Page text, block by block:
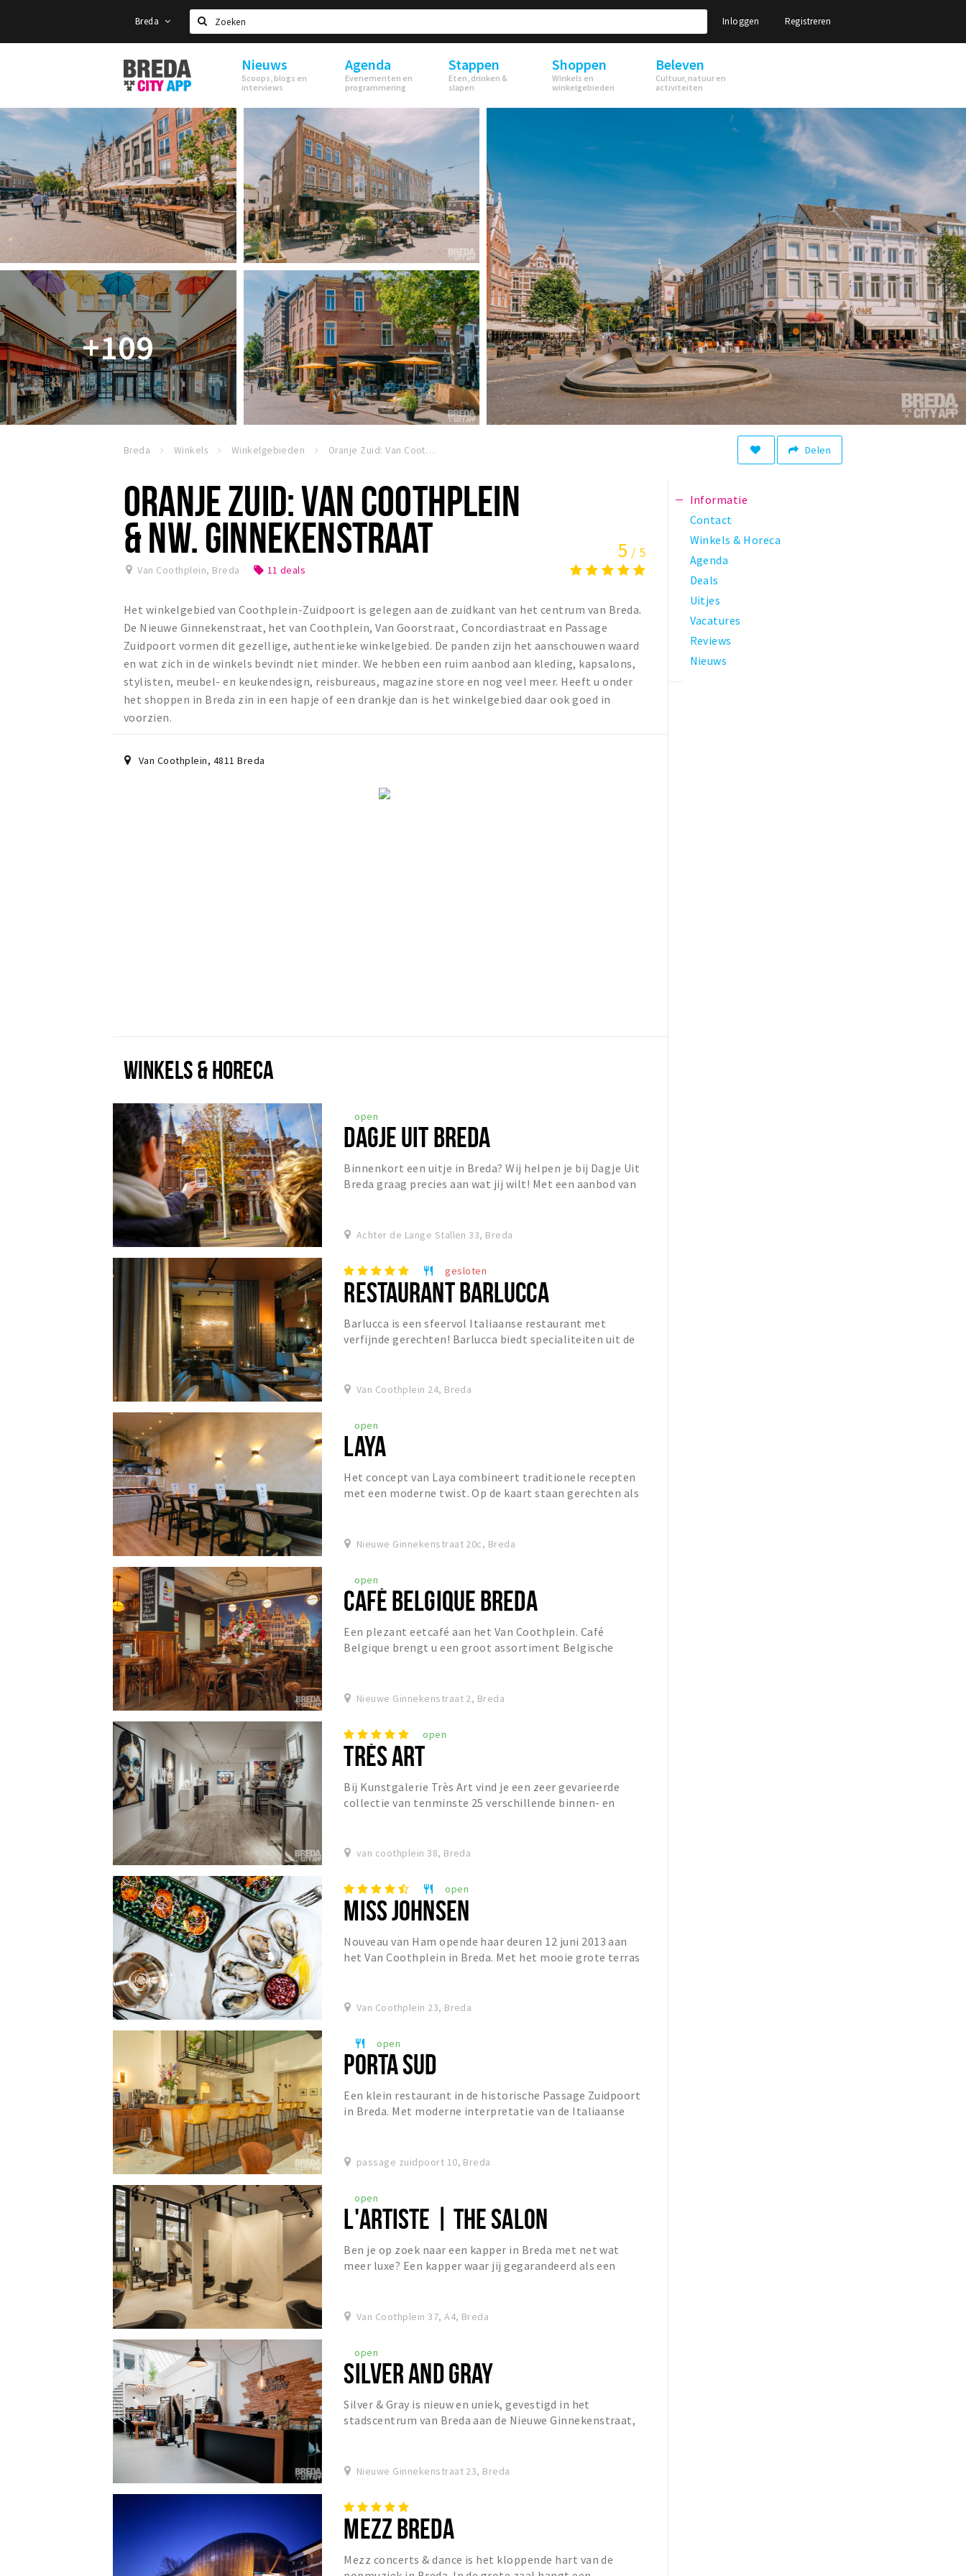
Breda
Zoeken
Inloggen Registreren
Stappen
&
Shoppen
Breda
Nieuws
Scoops, blogs en
interviews
Agenda
Evenementen en
programmering
Stappen
Eten, drinken &
slapen
Shoppen
Winkels en
winkelgebieden
Beleven
Cultuur, natuur en
activiteiten
+109
Breda Winkels Winkelgebieden Oranje Zuid: Van Coothplein & Nw. Ginnekenstraat Delen
ORANJE ZUID: VAN COOTHPLEIN
& NW. GINNEKENSTRAAT
Van Coothplein, Breda local_offer 11 deals
5 / 5
Het winkelgebied van Coothplein-Zuidpoort is gelegen aan de zuidkant van het centrum van Breda.
De Nieuwe Ginnekenstraat, het van Coothplein, Van Goorstraat, Concordiastraat en Passage
Zuidpoort vormen dit gezellige, authentieke winkelgebied. De panden zijn het aanschouwen waard
en wat zich in de winkels bevindt niet minder. We hebben een ruim aanbod aan kleding, kapsalons,
stylisten, meubel- en keukendesign, reisbureaus, magazine store en nog veel meer. Heeft u onder
het shoppen in Breda zin in een hapje of een drankje dan is het winkelgebied daar ook goed in
voorzien.
Van Coothplein, 4811 Breda
WINKELS & HORECA
open
DAGJE UIT BREDA
Binnenkort een uitje in Breda? Wij helpen je bij Dagje Uit
Breda graag precies aan wat jij wilt! Met een aanbod van
Achter de Lange Stallen 33, Breda
restaurant gesloten
RESTAURANT BARLUCCA
Barlucca is een sfeervol Italiaanse restaurant met
verfijnde gerechten! Barlucca biedt specialiteiten uit de
Van Coothplein 24, Breda
open
LAYA
Het concept van Laya combineert traditionele recepten
met een moderne twist. Op de kaart staan gerechten als
Nieuwe Ginnekenstraat 20c, Breda
open
CAFÉ BELGIQUE BREDA
Een plezant eetcafé aan het Van Coothplein. Café
Belgique brengt u een groot assortiment Belgische
Nieuwe Ginnekenstraat 2, Breda
open
TRÈS ART
Bij Kunstgalerie Très Art vind je een zeer gevarieerde
collectie van tenminste 25 verschillende binnen- en
van coothplein 38, Breda
restaurant open
MISS JOHNSEN
Nouveau van Ham opende haar deuren 12 juni 2013 aan
het Van Coothplein in Breda. Met het mooie grote terras
Van Coothplein 23, Breda
restaurant open
PORTA SUD
Een klein restaurant in de historische Passage Zuidpoort
in Breda. Met moderne interpretatie van de Italiaanse
passage zuidpoort 10, Breda
open
L'ARTISTE | THE SALON
Ben je op zoek naar een kapper in Breda met net wat
meer luxe? Een kapper waar jij gegarandeerd als een
Van Coothplein 37, A4, Breda
open
SILVER AND GRAY
Silver & Gray is nieuw en uniek, gevestigd in het
stadscentrum van Breda aan de Nieuwe Ginnekenstraat,
Nieuwe Ginnekenstraat 23, Breda
MEZZ BREDA
Mezz concerts & dance is het kloppende hart van de
Informatie
Contact
Winkels & Horeca
Agenda
Deals
Uitjes
Vacatures
Reviews
Nieuws